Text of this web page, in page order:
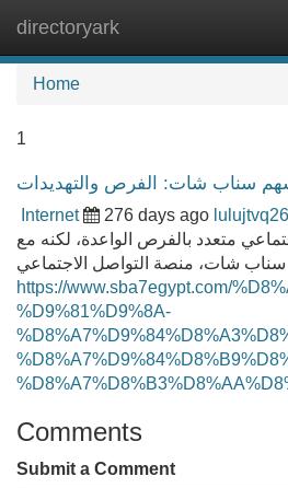
directoryark
Home
1
سناب شات: الفرص والتهديدات
Internet 276 days ago
متعدد بالفرص الواعدة، لكنه مع
سناب شات، منصة التواصل الاجتماعي
https://www.sba7egypt.com/
%D9%81%D9%8A-
Comments
Submit a Comment